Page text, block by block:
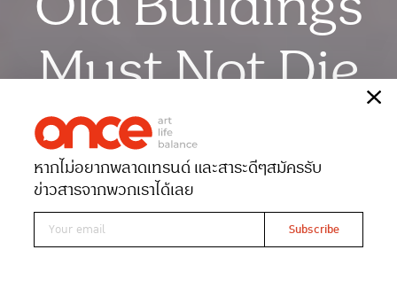
Must Not Die
เรื่องพิชามญชุ์ พูนสวัสดิ์พงศ์
ภาพฉัตรชัย มาตยภูธร
Date 06-07-2024Views 4993
หากไม่อยากพลาดเทรนด์ และสาระดีๆสมัครรับ
ข่าวสารจากพวกเราได้เลย